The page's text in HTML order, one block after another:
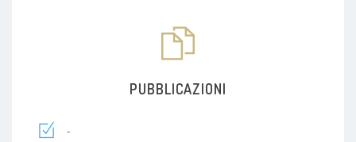
PUBBLICAZIONI
-